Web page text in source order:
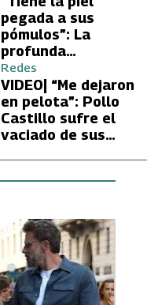
Carmen Gloria
Arroyo
pegada a sus
pómulos”: La
profunda
preocupación de
Fran García-
Huidobro por la
extrema delgadez
de Kathy Orellana
Redes
VIDEO| “Me dejaron
en pelota”: Pollo
Castillo sufre el
vaciado de sus